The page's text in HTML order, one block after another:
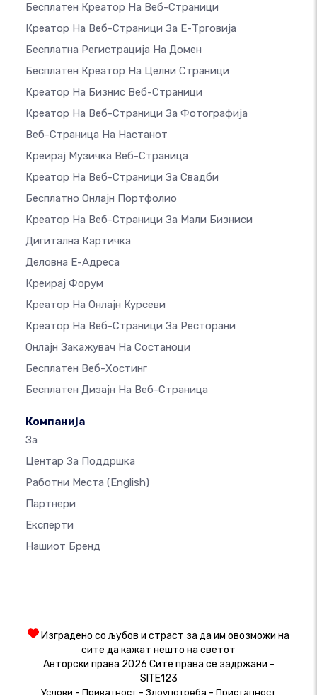
Бесплатен Креатор На Веб-Страници
Креатор На Веб-Страници За Е-Трговија
Бесплатна Регистрација На Домен
Бесплатен Креатор На Целни Страници
Креатор На Бизнис Веб-Страници
Креатор На Веб-Страници За Фотографија
Веб-Страница На Настанот
Креирај Музичка Веб-Страница
Креатор На Веб-Страници За Свадби
Бесплатно Онлајн Портфолио
Креатор На Веб-Страници За Мали Бизниси
Дигитална Картичка
Деловна Е-Адреса
Креирај Форум
Креатор На Онлајн Курсеви
Креатор На Веб-Страници За Ресторани
Онлајн Закажувач На Состаноци
Бесплатен Веб-Хостинг
Бесплатен Дизајн На Веб-Страница
Компанија
За
Центар За Поддршка
Работни Места (English)
Партнери
Експерти
Нашиот Бренд
Изградено со љубов и страст за да им овозможи на
сите да кажат нешто на светот
Авторски права 2026 Сите права се задржани -
SITE123
Услови - Приватност - Злоупотреба - Пристапност